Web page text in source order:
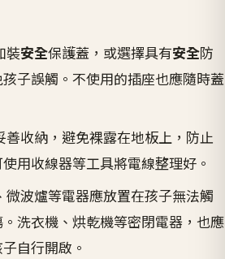
裝安全保護蓋，或選擇具有安全防
子誤觸。不使用的插座也應隨時蓋
善收納，避免裸露在地板上，防止
用收線器等工具將電線整理好。
微波爐等電器應放置在孩子無法觸
洗衣機、烘乾機等密閉電器，也應
自行開啟。